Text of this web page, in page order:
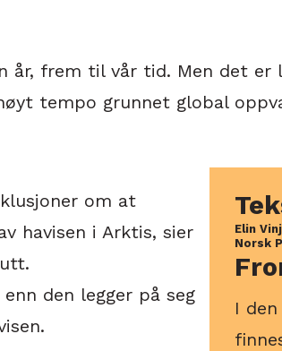
år, frem til vår tid. Men det
tempo grunnet global
om at
havisen i Arktis, sier
den legger på seg
Elin
Norsk
I